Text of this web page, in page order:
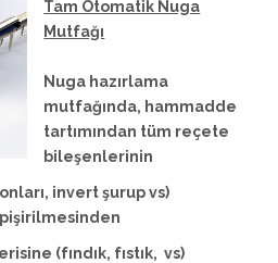
Tam Otomatik Nuga
Mutfağı
Nuga hazırlama
mutfağında, hammadde
tartımından tüm reçete
bileşenlerinin
invert şurup vs)
pişirilmesinden
(fındık, fıstık, vs)